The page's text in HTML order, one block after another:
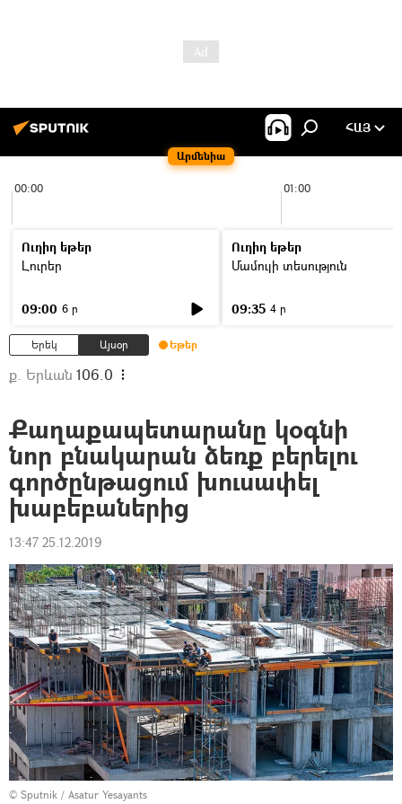
Արմենիա
ՀԱՅ
00:00 01:00
Ուղիղ եթեր
Լուրեր
09:00 6 ր
Ուղիղ եթեր
Մամուլի տեսություն
09:35 4 ր
Երեկ Այսօր Եթեր
ք. Երևան 106.0
Քաղաքապետարանը կօգնի
նոր բնակարան ձեռք բերելու
գործընթացում խուսափել
խաբեբաներից
13:47 25.12.2019
© Sputnik / Asatur Yesayants